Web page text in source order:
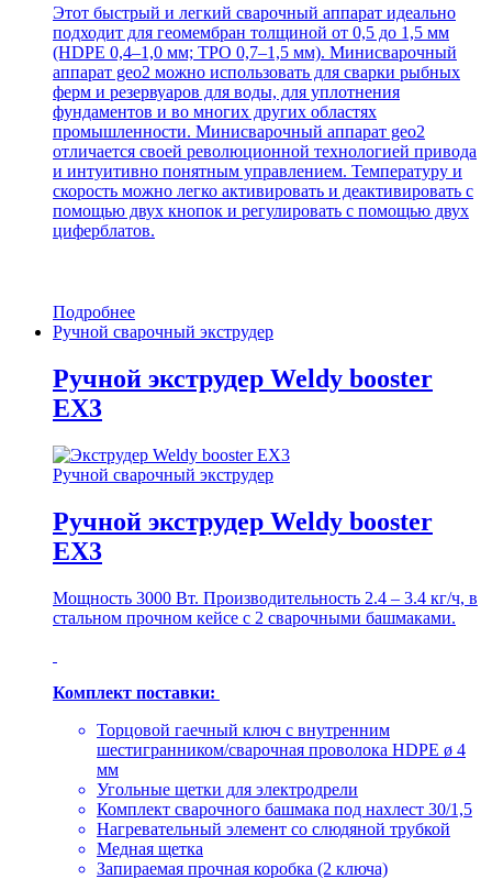
Этот быстрый и легкий сварочный аппарат идеально
подходит для геомембран толщиной от 0,5 до 1,5 мм
(HDPE 0,4–1,0 мм; TPO 0,7–1,5 мм). Минисварочный
аппарат geo2 можно использовать для сварки рыбных
ферм и резервуаров для воды, для уплотнения
фундаментов и во многих других областях
промышленности. Минисварочный аппарат geo2
отличается своей революционной технологией привода
и интуитивно понятным управлением. Температуру и
скорость можно легко активировать и деактивировать с
помощью двух кнопок и регулировать с помощью двух
циферблатов.
Подробнее
Ручной сварочный экструдер
Ручной экструдер Weldy booster
EX3
Ручной сварочный экструдер
Ручной экструдер Weldy booster
EX3
Мощность 3000 Вт. Производительность 2.4 – 3.4 кг/ч, в
стальном прочном кейсе с 2 сварочными башмаками.
Комплект поставки:
Торцовой гаечный ключ с внутренним
шестигранником/сварочная проволока HDPE ø 4
мм
Угольные щетки для электродрели
Комплект сварочного башмака под нахлест 30/1,5
Нагревательный элемент со слюдяной трубкой
Медная щетка
Запираемая прочная коробка (2 ключа)